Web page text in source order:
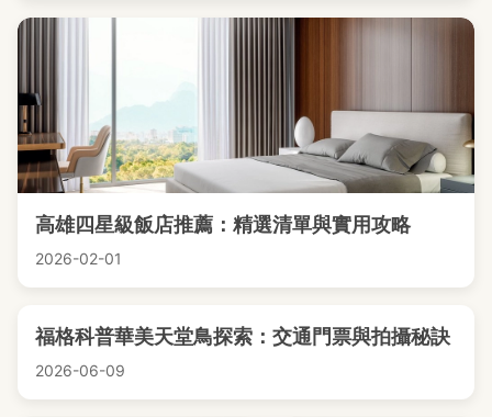
高雄四星級飯店推薦：精選清單與實用攻略
2026-02-01
福格科普華美天堂鳥探索：交通門票與拍攝秘訣
2026-06-09